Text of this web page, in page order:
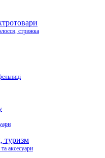
стрижка
туризм
аксесуари